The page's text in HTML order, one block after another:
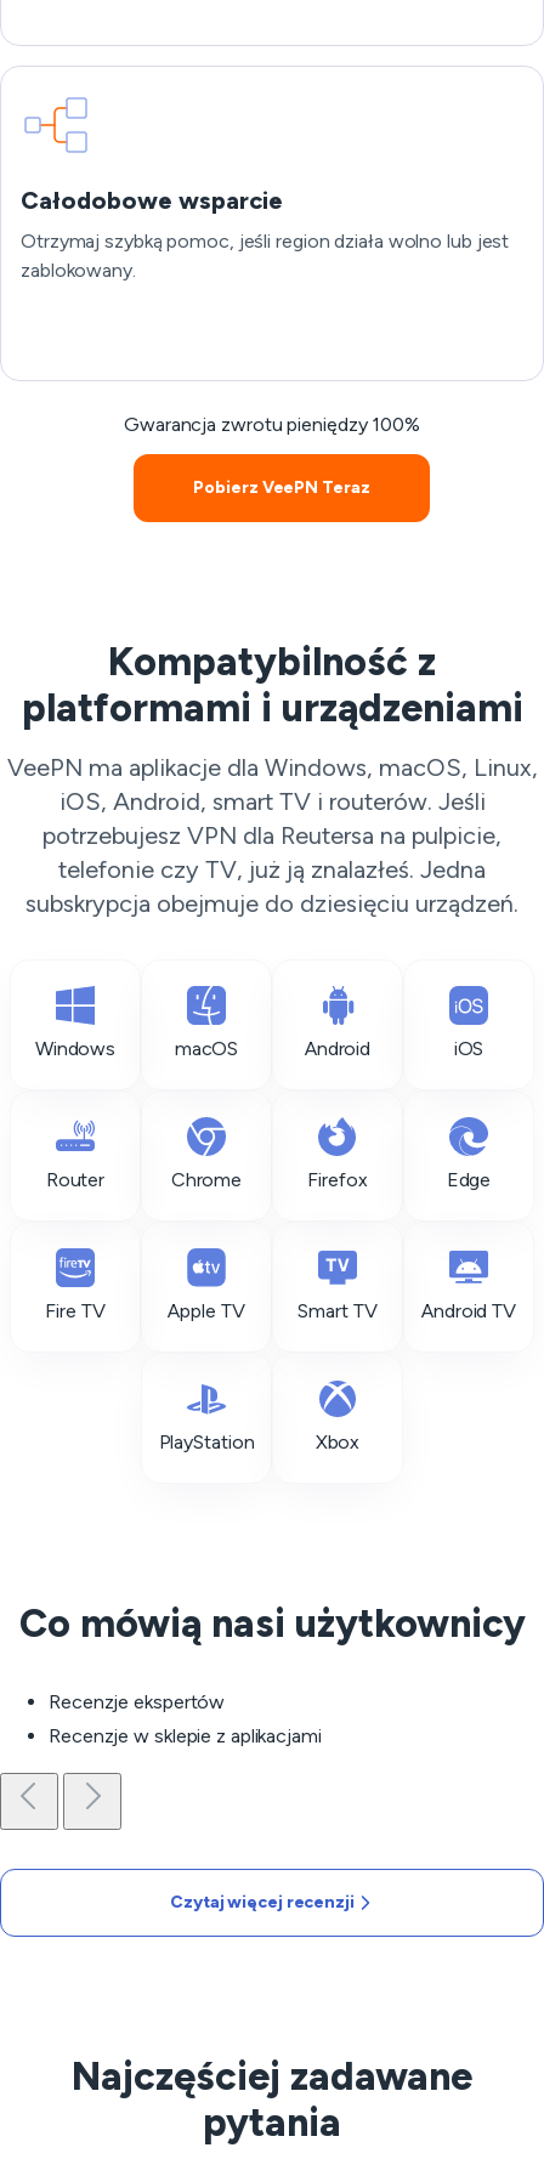
Całodobowe wsparcie
Otrzymaj szybką pomoc, jeśli region działa wolno lub jest
zablokowany.
Gwarancja zwrotu pieniędzy 100%
Pobierz VeePN Teraz
Kompatybilność z
platformami i urządzeniami
VeePN ma aplikacje dla Windows, macOS, Linux,
iOS, Android, smart TV i routerów. Jeśli
potrzebujesz VPN dla Reutersa na pulpicie,
telefonie czy TV, już ją znalazłeś. Jedna
subskrypcja obejmuje do dziesięciu urządzeń.
Windows macOS Android iOS
Router Chrome Firefox Edge
Fire TV Apple TV Smart TV Android TV
PlayStation Xbox
Co mówią nasi użytkownicy
Recenzje ekspertów
Recenzje w sklepie z aplikacjami
Czytaj więcej recenzji
Najczęściej zadawane
pytania